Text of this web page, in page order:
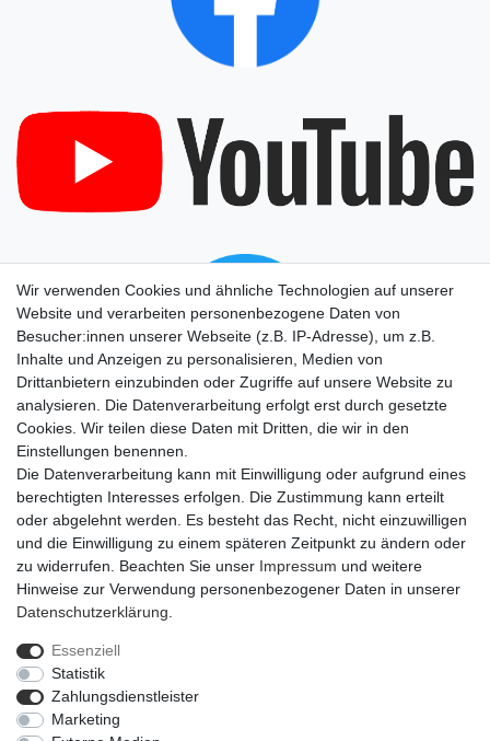
Impressum
Wir verwenden Cookies und ähnliche Technologien auf unserer
Website und verarbeiten personenbezogene Daten von
Besucher:innen unserer Webseite (z.B. IP-Adresse), um z.B.
Inhalte und Anzeigen zu personalisieren, Medien von
Drittanbietern einzubinden oder Zugriffe auf unsere Website zu
analysieren. Die Datenverarbeitung erfolgt erst durch gesetzte
Cookies. Wir teilen diese Daten mit Dritten, die wir in den
Einstellungen benennen.
Die Datenverarbeitung kann mit Einwilligung oder aufgrund eines
berechtigten Interesses erfolgen. Die Zustimmung kann erteilt
oder abgelehnt werden. Es besteht das Recht, nicht einzuwilligen
und die Einwilligung zu einem späteren Zeitpunkt zu ändern oder
zu widerrufen. Beachten Sie unser Impressum und weitere
Hinweise zur Verwendung personenbezogener Daten in unserer
Daten­schutz­erklärung
Essenziell
Statistik
Zahlungsdienstleister
Marketing